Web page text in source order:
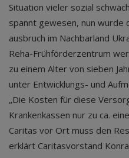
Situa­ti­on vie­ler sozi­al
spannt gewe­sen, nun
aus­bruch im Nach­bar­land
Reha-Früh­för­der­zen­trum
zu einem Alter von sie­ben
unter Ent­wick­lungs- und
„Die Kos­ten für die­se
Kran­ken­kas­sen nur zu ca.
Cari­tas vor Ort muss den
erklärt Cari­tas­vor­stand